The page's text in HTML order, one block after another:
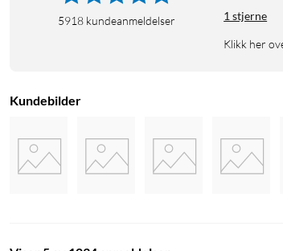
5918 kundeanmeldelser
1 stjerne
Klikk her
Kundebilder